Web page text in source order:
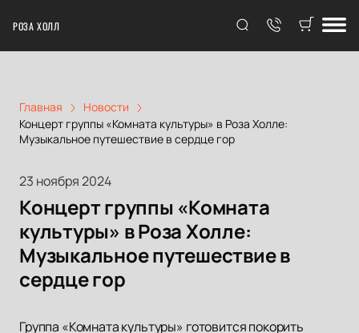
РОЗА ХОЛЛ
Главная
Новости
Концерт группы «Комната культуры» в Роза Холле:
Музыкальное путешествие в сердце гор
23 ноября 2024
Концерт группы «Комната
культуры» в Роза Холле:
Музыкальное путешествие в
сердце гор
Группа «Комната культуры» готовится покорить